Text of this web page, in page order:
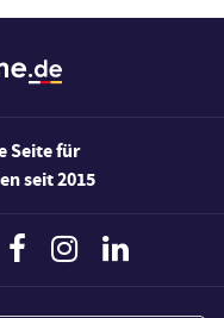
Seite für
seit 2015